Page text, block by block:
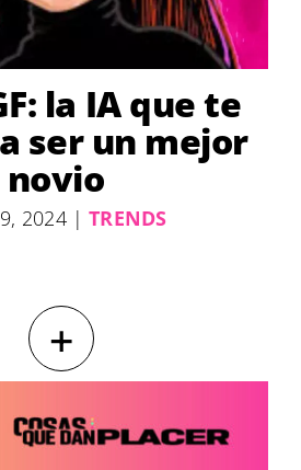
la IA que te
ser un mejor
novio
2024 | TRENDS
+